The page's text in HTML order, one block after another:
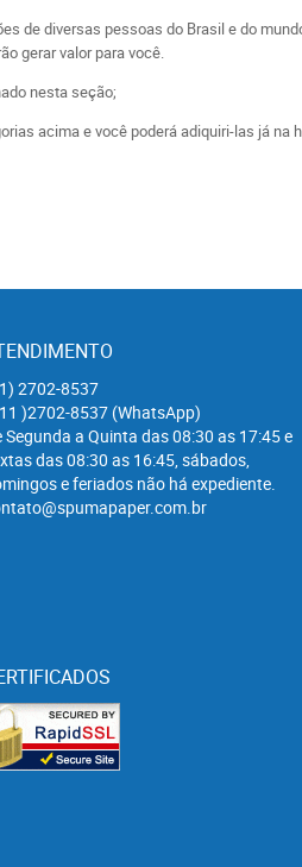
de diversas pessoas do Brasil e do
gerar valor para você.
nesta seção;
acima e você poderá adiquiri-las já na
2702-8537
)2702-8537 (WhatsApp)
Segunda a Quinta das 08:30 as 17:45 e
das 08:30 as 16:45, sábados,
e feriados não há expediente.